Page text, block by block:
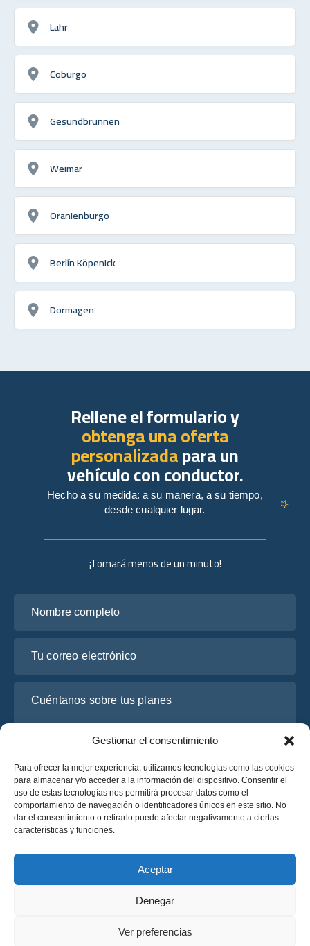
Gestionar el consentimiento
Para ofrecer la mejor experiencia, utilizamos tecnologías como las cookies
para almacenar y/o acceder a la información del dispositivo. Consentir el
uso de estas tecnologías nos permitirá procesar datos como el
comportamiento de navegación o identificadores únicos en este sitio. No
dar el consentimiento o retirarlo puede afectar negativamente a ciertas
características y funciones.
Aceptar
Denegar
Ver preferencias
Lahr
Coburgo
Gesundbrunnen
Weimar
Oranienburgo
Berlín Köpenick
Dormagen
¡Tomará menos de un minuto!
He leído y acepto la
Solicite un presupuesto
Solicite un presupuesto
Rellene el formulario y
obtenga una oferta
personalizadapara un
vehículo con conductor.
Hecho a su medida: a su manera, a su tiempo,
desde cualquier lugar.